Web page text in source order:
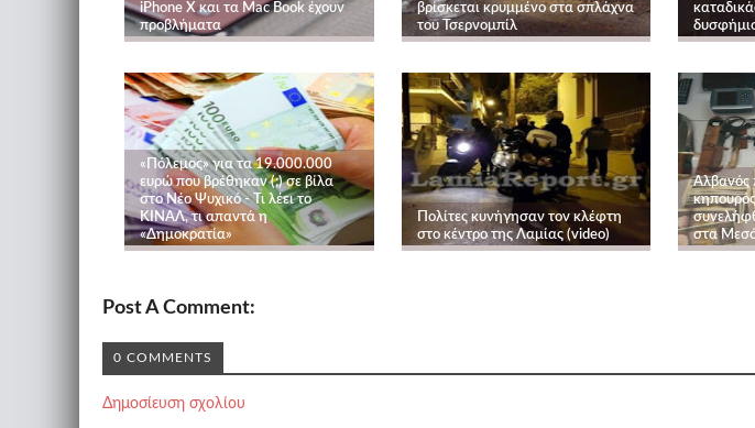
iPhone X και τα Mac Book έχουν
προβλήματα
βρίσκεται κρυμμένο στα σπλάχνα
του Τσερνομπίλ
«Πόλεμος» για τα 19.000.000
ευρώ που βρέθηκαν (;) σε βίλα
στο Νέο Ψυχικό - Τι λέει το
ΚΙΝΑΛ, τι απαντά η
«Δημοκρατία»
Πολίτες κυνήγησαν τον κλέφτη
στο κέντρο της Λαμίας (video)
Αλβανός
κηπουρός
στα
Post A Comment:
0 COMMENTS
Δημοσίευση σχολίου